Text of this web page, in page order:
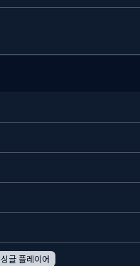
싱글 플레이어